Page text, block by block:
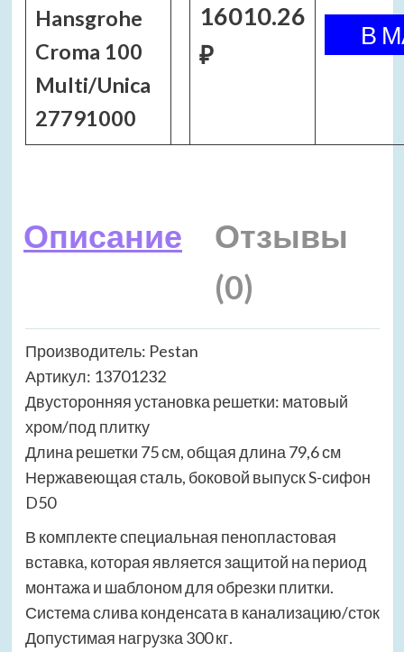
Hansgrohe
Croma 100
Multi/Unica
27791000
16010.26
₽
Описание
Отзывы
(0)
Производитель: Pestan
Артикул: 13701232
Двусторонняя установка решетки: матовый
хром/под плитку
Длина решетки 75 см, общая длина 79,6 см
Нержавеющая сталь, боковой выпуск S-сифон
D50
В комплекте специальная пенопластовая
вставка, которая является защитой на период
монтажа и шаблоном для обрезки плитки.
Система слива конденсата в канализацию/сток
Допустимая нагрузка 300 кг.